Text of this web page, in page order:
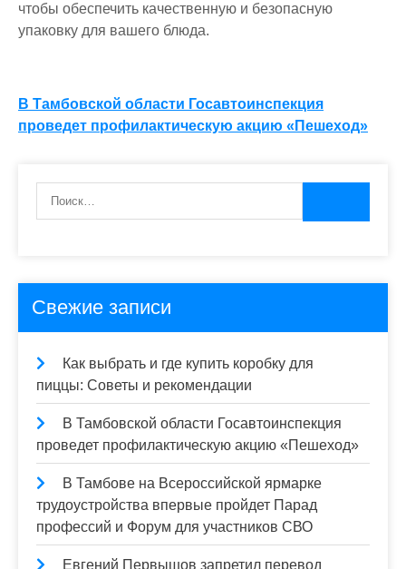
чтобы обеспечить качественную и безопасную
упаковку для вашего блюда.
Навигация
по
записям
В Тамбовской области Госавтоинспекция
проведет профилактическую акцию «Пешеход»
Свежие записи
Как выбрать и где купить коробку для
пиццы: Советы и рекомендации
В Тамбовской области Госавтоинспекция
проведет профилактическую акцию «Пешеход»
В Тамбове на Всероссийской ярмарке
трудоустройства впервые пройдет Парад
профессий и Форум для участников СВО
Евгений Первышов запретил перевод